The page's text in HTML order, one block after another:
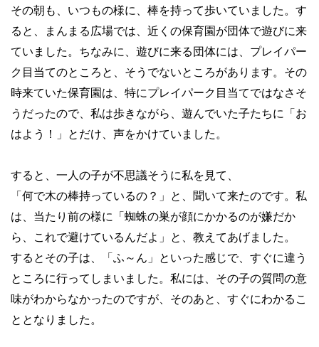
その朝も、いつもの様に、棒を持って歩いていました。す
ると、まんまる広場では、近くの保育園が団体で遊びに来
ていました。ちなみに、遊びに来る団体には、プレイパー
ク目当てのところと、そうでないところがあります。その
時来ていた保育園は、特にプレイパーク目当てではなさそ
うだったので、私は歩きながら、遊んでいた子たちに「お
はよう！」とだけ、声をかけていました。
すると、一人の子が不思議そうに私を見て、
「何で木の棒持っているの？」と、聞いて来たのです。私
は、当たり前の様に「蜘蛛の巣が顔にかかるのが嫌だか
ら、これで避けているんだよ」と、教えてあげました。
するとその子は、「ふ～ん」といった感じで、すぐに違う
ところに行ってしまいました。私には、その子の質問の意
味がわからなかったのですが、そのあと、すぐにわかるこ
ととなりました。